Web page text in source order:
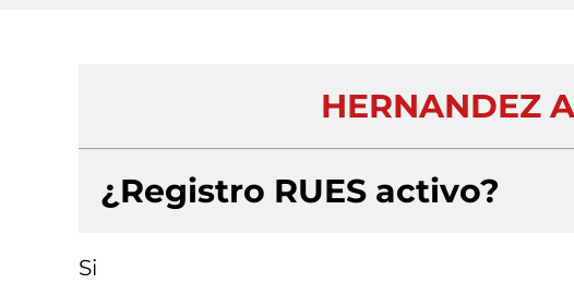
HERNANDEZ
¿Registro RUES activo?
Si